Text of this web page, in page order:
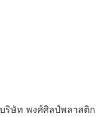
ริษัท พงศ์ศิลป์พลาสติก